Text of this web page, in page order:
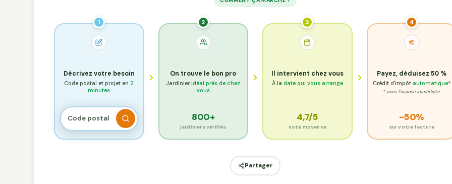
1
Décrivez votre besoin
Code postal et projet en 2
minutes
2
On trouve le bon pro
Jardinieridéal près de chez
vous
800+
jardiniers vérifiés
3
Il intervient chez vous
À la date qui vous arrange
4,7/5
note moyenne
4
Payez, déduisez 50 %
Crédit d'impôt automatique*
* avec l'avance immédiate
-50%
sur votre facture
Partager